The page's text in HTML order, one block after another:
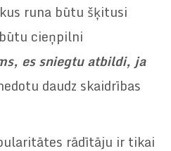
runa būtu šķitusi
cieņpilni
es sniegtu atbildi, ja
daudz skaidrības
rādītāju ir tikai